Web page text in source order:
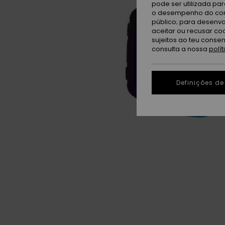
pode ser utilizada
o desempenho do
público; para
aceitar ou recusar
sujeitos ao teu
consulta a nossa
Definições